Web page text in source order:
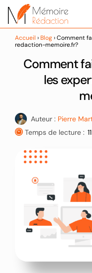
Passer
contenu
Accueil › Blog›Comment
redaction-memoire.fr?
Comment
les
Auteur : Pierre
Temps de lecture :